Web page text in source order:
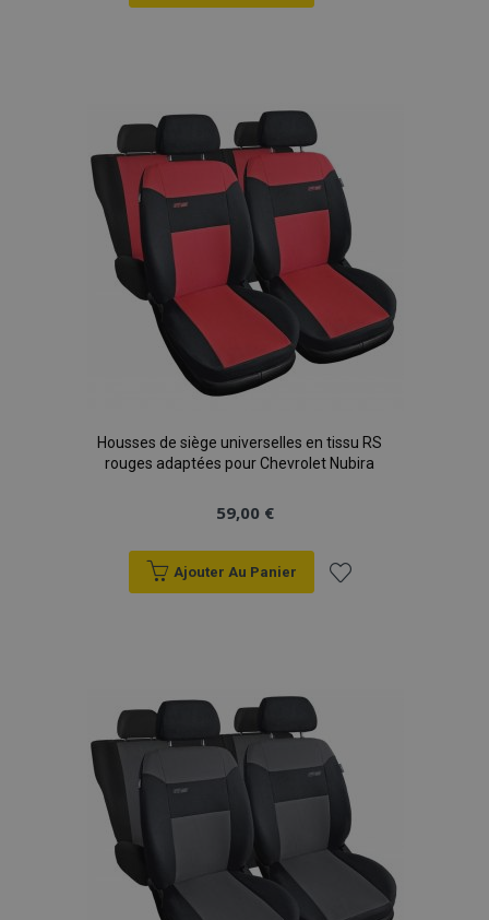
d'achats
Housses de siège universelles en tissu RS
rouges adaptées pour Chevrolet Nubira
59,00 €
Ajouter Au Panier
d'achats